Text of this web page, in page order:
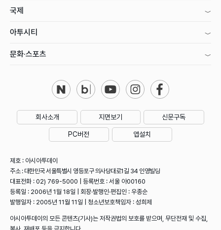
국제
아투시티
문화·스포츠
회사소개 지면보기 신문구독
PC버전 앱설치
제호 : 아시아투데이
주소 : 대한민국 서울특별시 영등포구 의사당대로1길 34 인영빌딩
대표전화 : 02) 769-5000 | 등록번호 : 서울 아00160
등록일 : 2006년 1월 18일 | 회장·발행인·편집인 : 우종순
발행일자 : 2005년 11월 11일 | 청소년보호책임자 : 성희제
아시아투데이의 모든 콘텐츠(기사)는 저작권법의 보호를 받으며, 무단전재 및 수집,